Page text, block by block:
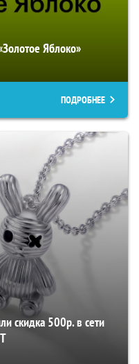
Яблоко»
ПОДРОБНЕЕ
скидка 500р. в сети